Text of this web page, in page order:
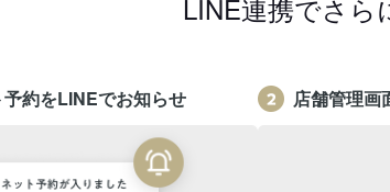
LINE連携でさ
約をLINEでお知らせ 店舗管理画